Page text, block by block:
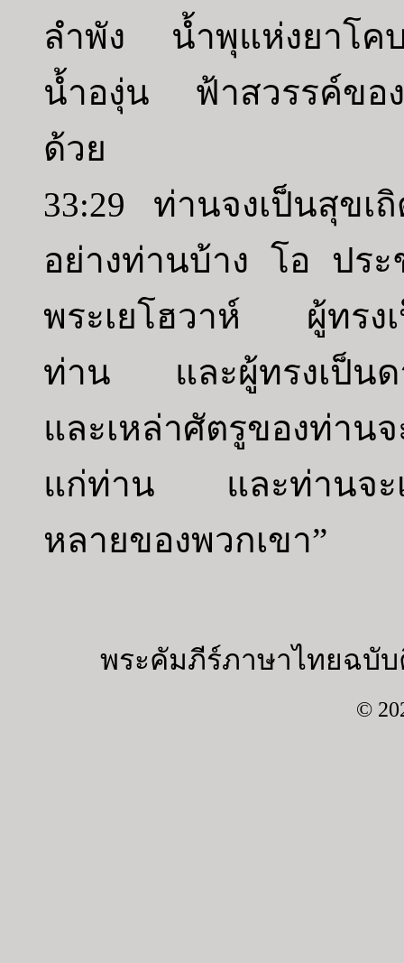
ลำพัง น้ำพุแห่งยาโค
น้ำองุ่น ฟ้าสวรรค์ของ
ด้วย
33:29 ท่านจงเป็นสุข
อย่างท่านบ้าง โอ ปร
พระเยโฮวาห์ ผู้ทรงเ
ท่าน และผู้ทรงเป็นด
และเหล่าศัตรูของท่าน
แก่ท่าน และท่านจะเ
หลายของพวกเขา”
พระคัมภีร์ภาษาไทยฉบับ
©